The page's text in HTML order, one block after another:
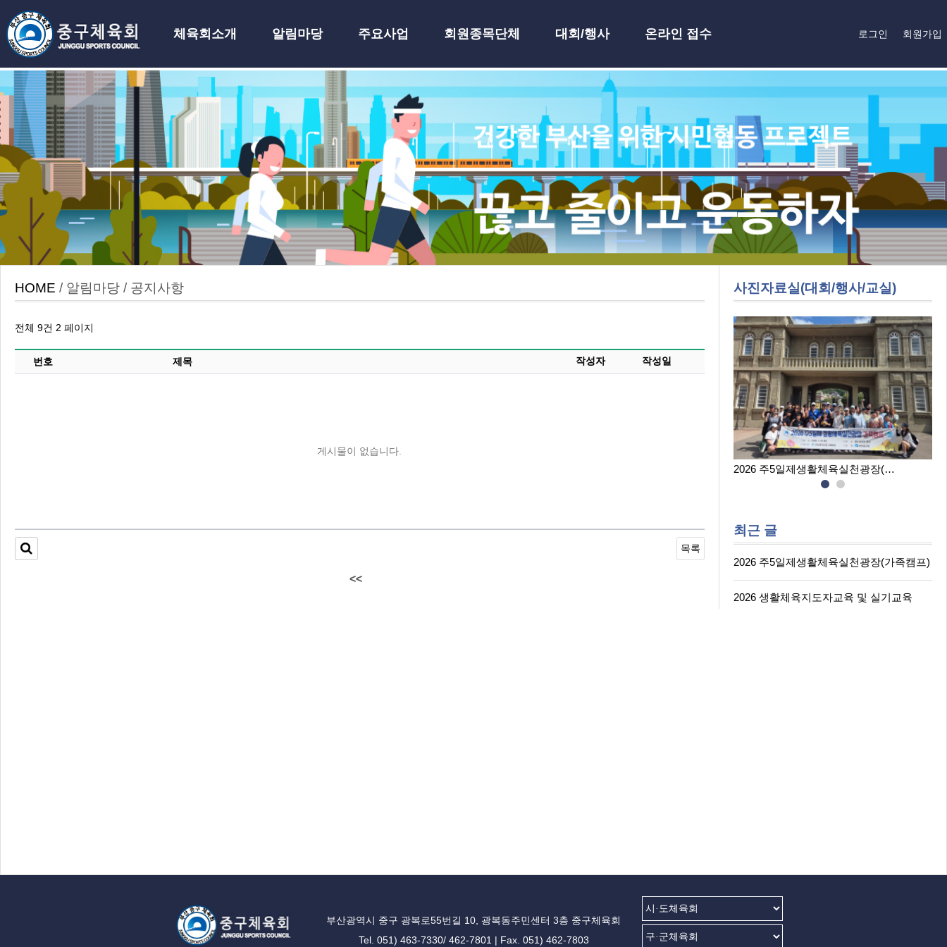
체육회소개 알림마당 주요사업 회원종목단체 대회/행사
온라인 접수
하위분류
로그인 회원가입
HOME / 알림마당 / 공지사항
전체 9건 2 페이지
번호 제목 작성자 작성일
게시물이 없습니다.
목록
<<
사진자료실(대회/행사/교실)
2026 생활체육지도자교육 및 실…
최근 글
2026 주5일제생활체육실천광장(가족캠프)
2026 생활체육지도자교육 및 실기교육
부산광역시 중구 광복로55번길 10, 광복동주민센터 3층 중구체육회
Tel. 051) 463-7330/ 462-7801 | Fax. 051) 462-7803